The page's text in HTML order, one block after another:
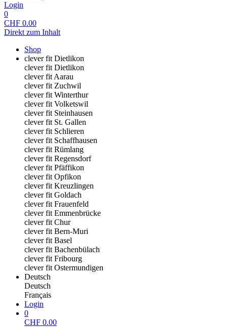
Login
0
CHF 0.00
Direkt zum Inhalt
Shop
clever fit Dietlikon
clever fit Dietlikon
clever fit Aarau
clever fit Zuchwil
clever fit Winterthur
clever fit Volketswil
clever fit Steinhausen
clever fit St. Gallen
clever fit Schlieren
clever fit Schaffhausen
clever fit Rümlang
clever fit Regensdorf
clever fit Pfäffikon
clever fit Opfikon
clever fit Kreuzlingen
clever fit Goldach
clever fit Frauenfeld
clever fit Emmenbrücke
clever fit Chur
clever fit Bern-Muri
clever fit Basel
clever fit Bachenbülach
clever fit Fribourg
clever fit Ostermundigen
Deutsch
Deutsch
Français
Login
0
CHF 0.00